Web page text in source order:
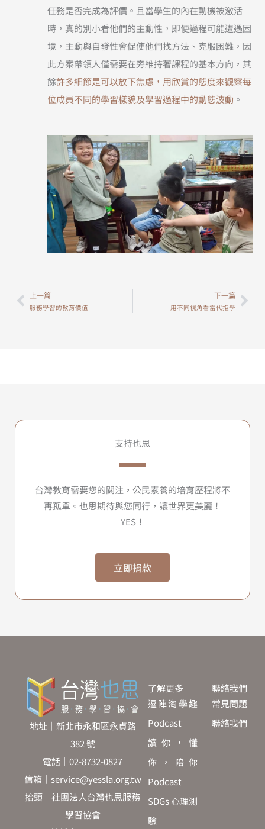
任務是否完成為評價。且當學生的內在動機被激活
時，真的別小看他們的主動性，即便過程可能遭遇困
境，主動與自發性會促使他們找方法、克服困難，因
此方案帶領人僅需要在旁維持著課程的基本方向，其
餘許多細節是可以放下焦慮，用欣賞的態度來觀察每
位成員不同的學習樣貌及學習過程中的動態波動 。
上一頁
上一篇
服務學習的教育價值
下一篇
用不同視角看當代拒學 下
支持也思
台灣教育需要您的關注，公民素養的培育歷程將不
再孤單。也思期待與您同行，讓世界更美麗！
YES！
立即捐款
了解更多
逗陣淘學趣
Podcast
讀你，懂
你，陪你
Podcast
SDGs 心理測
驗
地址｜新北市永和區永貞路
382 號
電話｜02-8732-0827
信箱｜service@yessla.org.tw
抬頭｜社團法人台灣也思服務
學習協會
聯絡我們
常見問題
聯絡我們